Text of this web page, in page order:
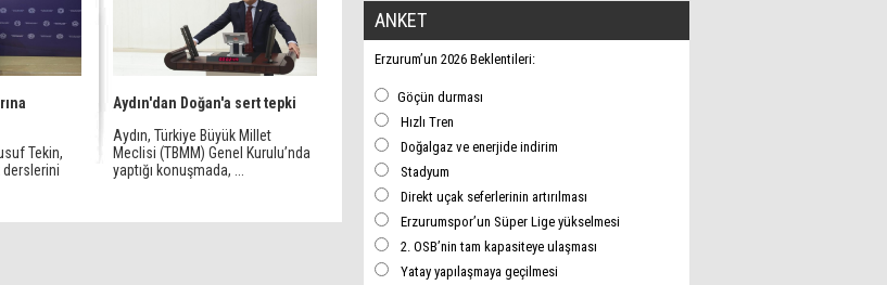
Tekin,
Aydın'dan Doğan'a sert tepki
Aydın, Türkiye Büyük Millet
Meclisi (TBMM) Genel Kurulu’nda
yaptığı konuşmada, ...
ANKET
Erzurum’un 2026 Beklentileri:
Göçün durması
Hızlı Tren
Doğalgaz ve enerjide indirim
Stadyum
Direkt uçak seferlerinin artırılması
Erzurumspor’un Süper Lige yükselmesi
2. OSB’nin tam kapasiteye ulaşması
Yatay yapılaşmaya geçilmesi